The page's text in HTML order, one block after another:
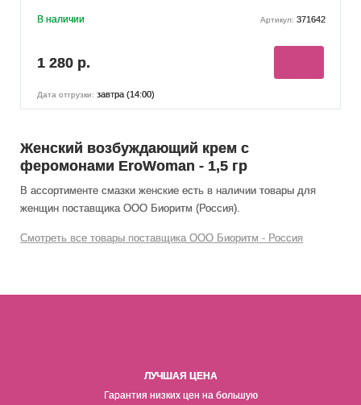
В наличии Артикул: 371642
1 280 р.
Дата отгрузки: завтра (14:00)
Женский возбуждающий крем с
феромонами EroWoman - 1,5 гр
В ассортименте смазки женские есть в наличии товары для
женщин поставщика ООО Биоритм (Россия).
Смотреть все товары поставщика ООО Биоритм - Россия
ЛУЧШАЯ ЦЕНА
Гарантия низких цен на большую